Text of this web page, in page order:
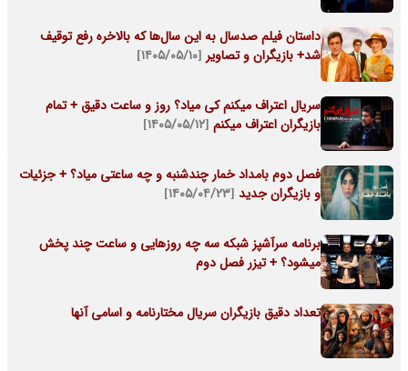
داستان فیلم صدسال به این سال‌ها که بالاخره رفع توقیف
شد+ بازیگران و تصاویر [۱۴۰۵/۰۵/۱۰]
سریال اعتراف میکنم کی میاد؟ روز و ساعت دقیق + تمام
بازیگران اعتراف میکنم [۱۴۰۵/۰۵/۱۲]
فصل دوم بامداد خمار چندشنبه و چه ساعتی میاد؟ + جزئیات
و بازیگران جدید [۱۴۰۵/۰۴/۲۳]
برنامه سرآشپز شبکه سه چه روزهایی و ساعت چند پخش
میشود؟ + تیزر فصل دوم
تعداد دقیق بازیگران سریال مختارنامه و اسامی آنها